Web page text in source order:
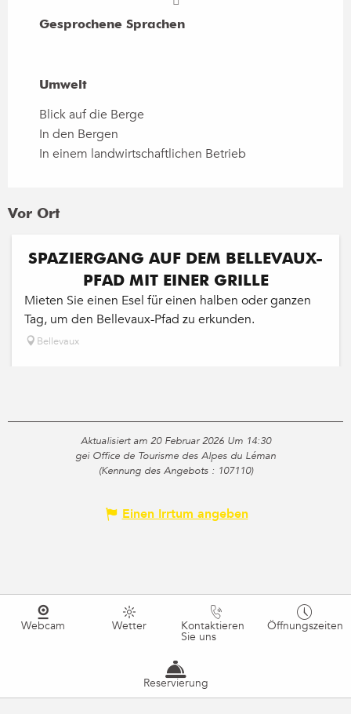
Gesprochene Sprachen
Gesprochene Sprachen
Umwelt
Umwelt
Blick auf die Berge
In den Bergen
In einem landwirtschaftlichen Betrieb
Vor Ort
SPAZIERGANG AUF DEM BELLEVAUX-
PFAD MIT EINER GRILLE
Mieten Sie einen Esel für einen halben oder ganzen
Tag, um den Bellevaux-Pfad zu erkunden.
Bellevaux
Aktualisiert am 20 Februar 2026 Um 14:30
gei Office de Tourisme des Alpes du Léman
(Kennung des Angebots : 107110)
Einen Irrtum angeben
Webcam Wetter Kontaktieren
Sie uns
Öffnungszeiten
Reservierung